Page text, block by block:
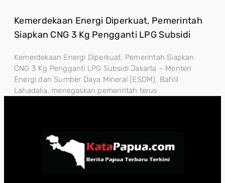
Kemerdekaan Energi Diperkuat, Pemerintah
Siapkan CNG 3 Kg Pengganti LPG Subsidi
Kemerdekaan Energi Diperkuat, Pemerintah Siapkan
CNG 3 Kg Pengganti LPG Subsidi Jakarta – Menteri
Energi dan Sumber Daya Mineral (ESDM), Bahlil
Lahadalia, menegaskan pemerintah terus